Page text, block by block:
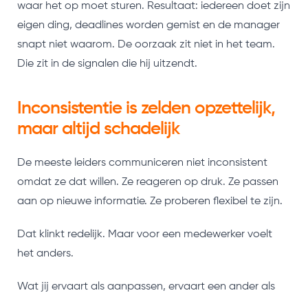
waar het op moet sturen. Resultaat: iedereen doet zijn
eigen ding, deadlines worden gemist en de manager
snapt niet waarom. De oorzaak zit niet in het team.
Die zit in de signalen die hij uitzendt.
Inconsistentie is zelden opzettelijk,
maar altijd schadelijk
De meeste leiders communiceren niet inconsistent
omdat ze dat willen. Ze reageren op druk. Ze passen
aan op nieuwe informatie. Ze proberen flexibel te zijn.
Dat klinkt redelijk. Maar voor een medewerker voelt
het anders.
Wat jij ervaart als aanpassen, ervaart een ander als